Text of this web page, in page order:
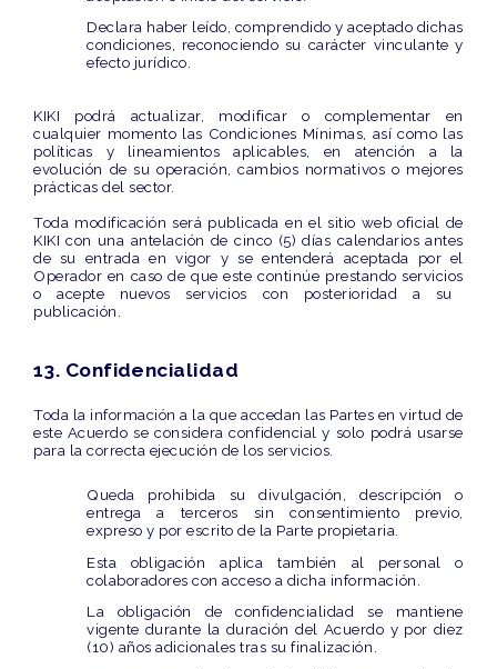
Declara haber leído, comprendido y aceptado dichas
condiciones, reconociendo su carácter vinculante y
efecto jurídico
KIKI podrá actualizar, modificar o complementar en
cualquier momento las Condiciones Mínimas, así como las
políticas y lineamientos aplicables, en atención a la
evolución de su operación, cambios normativos o mejores
prácticas del sector.
Toda modificación será publicada en el sitio web oficial de
KIKI con una antelación de cinco (5) días calendarios antes
de su entrada en vigor y se entenderá aceptada por el
Operador en caso de que estecontinúe prestando servicios
o acepte nuevos servicios con posterioridad a su
publicación.
13. Confidencialidad
Toda la información a la que accedan las Partes en virtud de
este Acuerdo se considera confidencial y solo podrá usarse
para la correcta ejecución de los servicios.
Queda prohibida su divulgación, descripción o
entrega a terceros sin consentimiento previo,
expreso y por escrito de la Parte propietaria.
Esta obligación aplica también al personal o
colaboradores con acceso a dicha información.
La obligación de confidencialidad se mantiene
vigente durante la duración del Acuerdo y por diez
(10) años adicionales tras su finalización.